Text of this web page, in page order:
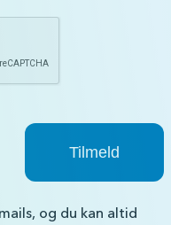
og du kan altid